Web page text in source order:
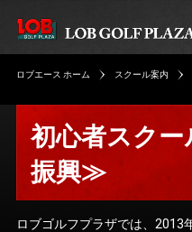
ロブエース ホーム スクール案内
初心者スク
振興≫
ロブゴルフプラザでは、2013